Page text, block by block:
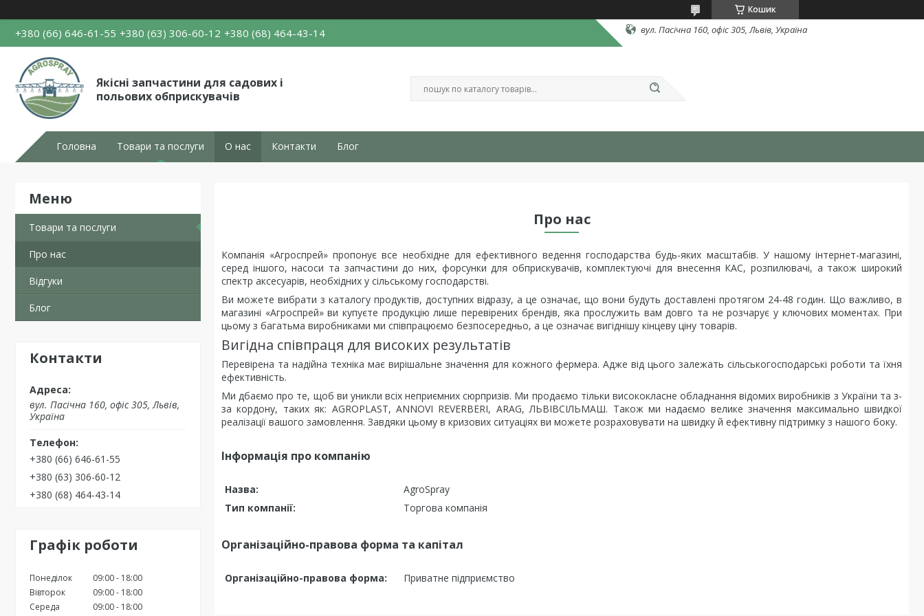
Кошик
+380 (66) 646-61-55 +380 (63) 306-60-12 +380 (68) 464-43-14 вул. Пасічна 160, офіс 305, Львів, Україна
Якісні запчастини для садових і
польових обприскувачів
Головна Товари та послуги О нас Контакти Блог
Товари та послуги
Про нас
Відгуки
Блог
Контакти
вул. Пасічна 160, офіс 305, Львів,
Україна
+380 (66) 646-61-55
+380 (63) 306-60-12
+380 (68) 464-43-14
Графік роботи
Понеділок 09:00
18:00
Вівторок
09:00
18:00
Середа
09:00
18:00
Про нас
Компанія «Агроспрей» пропонує все необхідне для ефективного ведення господарства будь-яких масштабів. У нашому інтернет-магазині,
серед іншого, насоси та запчастини до них, форсунки для обприскувачів, комплектуючі для внесення КАС, розпилювачі, а також широкий
спектр аксесуарів, необхідних у сільському господарстві.
Ви можете вибрати з каталогу продуктів, доступних відразу, а це означає, що вони будуть доставлені протягом 24-48 годин. Що важливо, в
магазині «Агроспрей» ви купуєте продукцію лише перевірених брендів, яка прослужить вам довго та не розчарує у ключових моментах. При
цьому з багатьма виробниками ми співпрацюємо безпосередньо, а це означає вигіднішу кінцеву ціну товарів.
Вигідна співпраця для високих результатів
Перевірена та надійна техніка має вирішальне значення для кожного фермера. Адже від цього залежать сільськогосподарські роботи та їхня
ефективність.
Ми дбаємо про те, щоб ви уникли всіх неприємних сюрпризів. Ми продаємо тільки висококласне обладнання відомих виробників з України та з-
за кордону, таких як: AGROPLAST, ANNOVI REVERBERI, ARAG, ЛЬВІВСІЛЬМАШ. Також ми надаємо велике значення максимально швидкої
реалізації вашого замовлення. Завдяки цьому в кризових ситуаціях ви можете розраховувати на швидку й ефективну підтримку з нашого боку.
Інформація про компанію
Назва:
AgroSpray
Тип компанії:
Торгова компанія
Організаційно-правова форма та капітал
Організаційно-правова форма: Приватне підприємство